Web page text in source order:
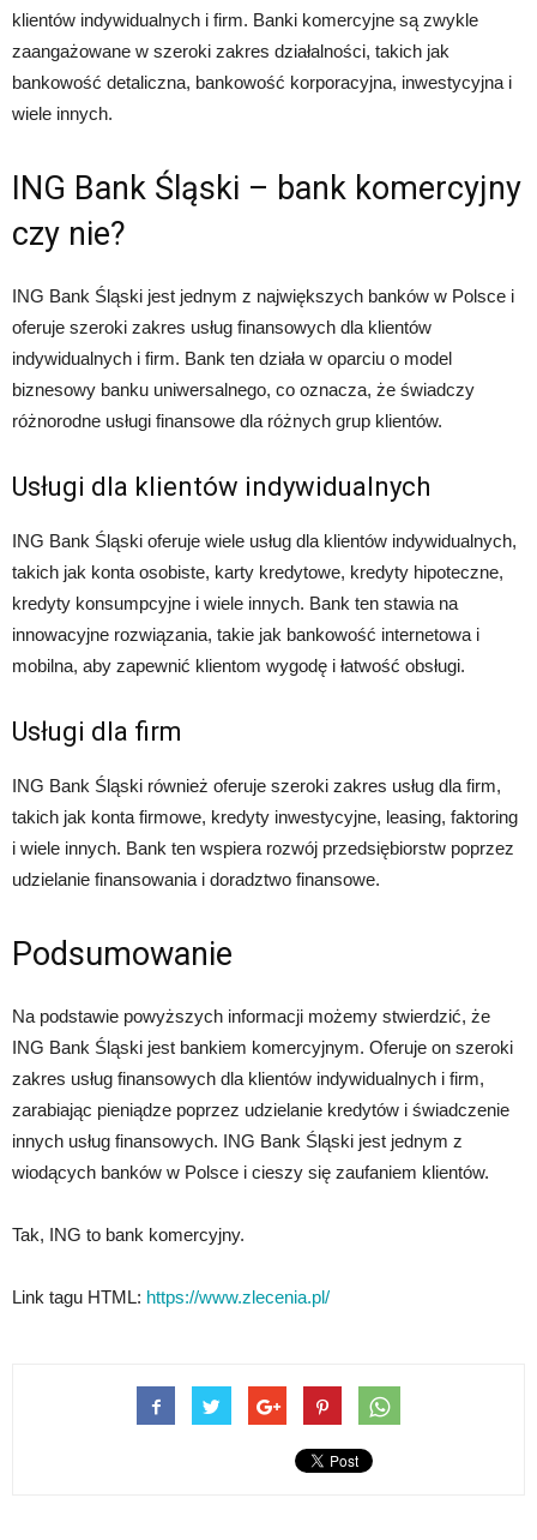
klientów indywidualnych i firm. Banki komercyjne są zwykle
zaangażowane w szeroki zakres działalności, takich jak
bankowość detaliczna, bankowość korporacyjna, inwestycyjna i
wiele innych.
ING Bank Śląski – bank komercyjny
czy nie?
ING Bank Śląski jest jednym z największych banków w Polsce i
oferuje szeroki zakres usług finansowych dla klientów
indywidualnych i firm. Bank ten działa w oparciu o model
biznesowy banku uniwersalnego, co oznacza, że świadczy
różnorodne usługi finansowe dla różnych grup klientów.
Usługi dla klientów indywidualnych
ING Bank Śląski oferuje wiele usług dla klientów indywidualnych,
takich jak konta osobiste, karty kredytowe, kredyty hipoteczne,
kredyty konsumpcyjne i wiele innych. Bank ten stawia na
innowacyjne rozwiązania, takie jak bankowość internetowa i
mobilna, aby zapewnić klientom wygodę i łatwość obsługi.
Usługi dla firm
ING Bank Śląski również oferuje szeroki zakres usług dla firm,
takich jak konta firmowe, kredyty inwestycyjne, leasing, faktoring
i wiele innych. Bank ten wspiera rozwój przedsiębiorstw poprzez
udzielanie finansowania i doradztwo finansowe.
Podsumowanie
Na podstawie powyższych informacji możemy stwierdzić, że
ING Bank Śląski jest bankiem komercyjnym. Oferuje on szeroki
zakres usług finansowych dla klientów indywidualnych i firm,
zarabiając pieniądze poprzez udzielanie kredytów i świadczenie
innych usług finansowych. ING Bank Śląski jest jednym z
wiodących banków w Polsce i cieszy się zaufaniem klientów.
Tak, ING to bank komercyjny.
Link tagu HTML: https://www.zlecenia.pl/